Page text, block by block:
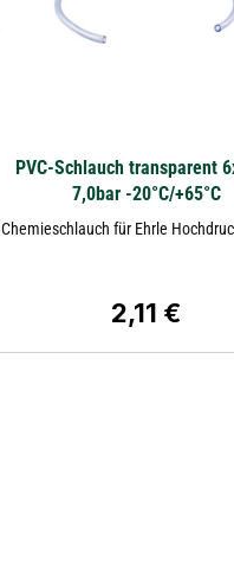
PVC-Schlauch transparent
7,0bar -20°C/+65°C
Chemieschlauch für Ehrle
Regulärer
2,11 €